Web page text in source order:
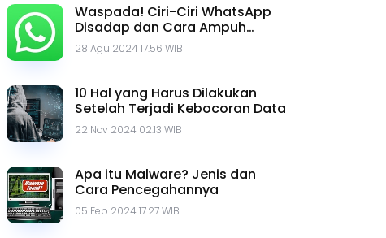
Waspada! Ciri-Ciri WhatsApp
Disadap dan Cara Ampuh
Mengatasinya
28 Agu 2024 17.56 WIB
10 Hal yang Harus Dilakukan
Setelah Terjadi Kebocoran Data
22 Nov 2024 02.13 WIB
Apa itu Malware? Jenis dan
Cara Pencegahannya
05 Feb 2024 17.27 WIB